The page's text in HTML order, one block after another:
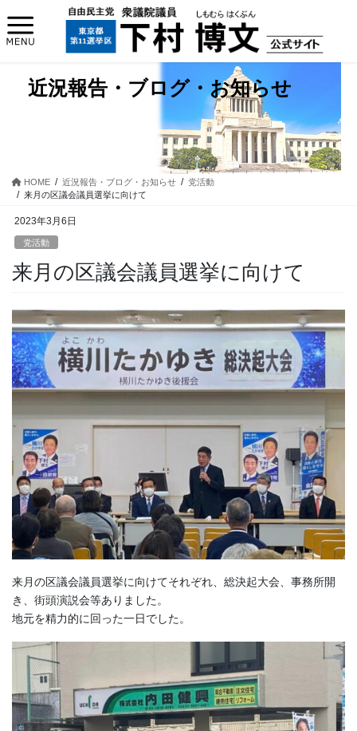
ン
テ
ビ
ゲ
近況報告・ブログ・お知らせ
HOME 近況報告・ブログ・お知らせ
党活動
来月の区議会議員選挙に向けて
2023年3月6日
党活動
来月の区議会議員選挙に向けて
来月の区議会議員選挙に向けてそれぞれ、総決起大会、事務所開
き、街頭演説会等ありました。
地元を精力的に回った一日でした。